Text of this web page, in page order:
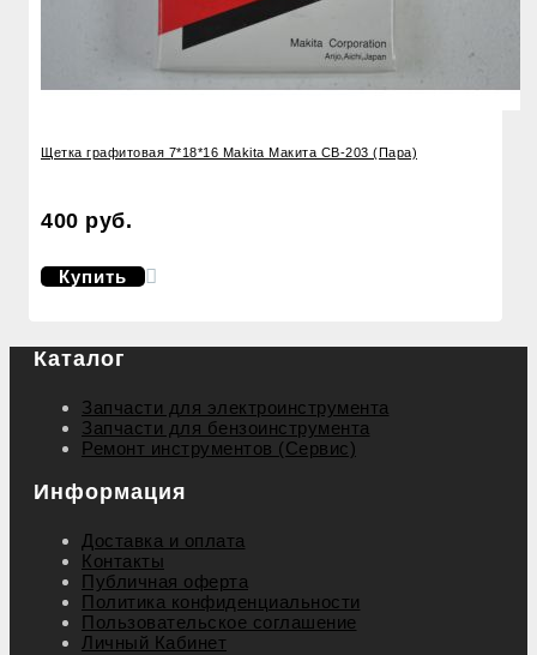
Щетка графитовая 7*18*16 Makita Макита CB-203 (Пара)
400 руб.
Купить
Каталог
Запчасти для электроинструмента
Запчасти для бензоинструмента
Ремонт инструментов (Сервис)
Информация
Доставка и оплата
Контакты
Публичная оферта
Политика конфиденциальности
Пользовательское соглашение
Личный Кабинет